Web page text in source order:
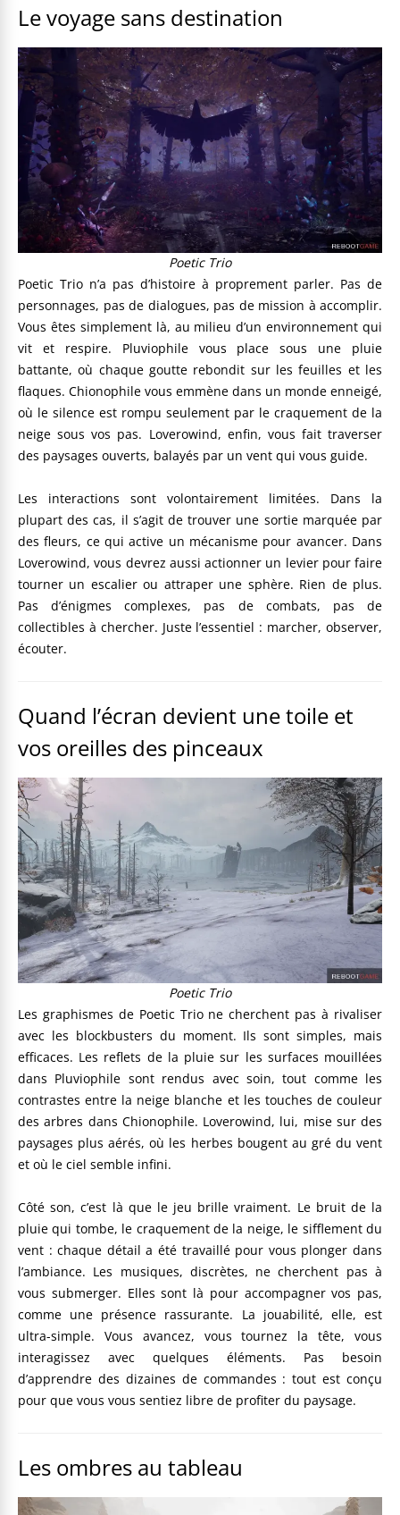
Le voyage sans destination
Poetic Trio
Poetic Trio n’a pas d’histoire à proprement parler. Pas de
personnages, pas de dialogues, pas de mission à accomplir.
Vous êtes simplement là, au milieu d’un environnement qui
vit et respire. Pluviophile vous place sous une pluie
battante, où chaque goutte rebondit sur les feuilles et les
flaques. Chionophile vous emmène dans un monde enneigé,
où le silence est rompu seulement par le craquement de la
neige sous vos pas. Loverowind, enfin, vous fait traverser
des paysages ouverts, balayés par un vent qui vous guide.
Les interactions sont volontairement limitées. Dans la
plupart des cas, il s’agit de trouver une sortie marquée par
des fleurs, ce qui active un mécanisme pour avancer. Dans
Loverowind, vous devrez aussi actionner un levier pour faire
tourner un escalier ou attraper une sphère. Rien de plus.
Pas d’énigmes complexes, pas de combats, pas de
collectibles à chercher. Juste l’essentiel : marcher, observer,
écouter.
Quand l’écran devient une toile et
vos oreilles des pinceaux
Poetic Trio
Les graphismes de Poetic Trio ne cherchent pas à rivaliser
avec les blockbusters du moment. Ils sont simples, mais
efficaces. Les reflets de la pluie sur les surfaces mouillées
dans Pluviophile sont rendus avec soin, tout comme les
contrastes entre la neige blanche et les touches de couleur
des arbres dans Chionophile. Loverowind, lui, mise sur des
paysages plus aérés, où les herbes bougent au gré du vent
et où le ciel semble infini.
Côté son, c’est là que le jeu brille vraiment. Le bruit de la
pluie qui tombe, le craquement de la neige, le sifflement du
vent : chaque détail a été travaillé pour vous plonger dans
l’ambiance. Les musiques, discrètes, ne cherchent pas à
vous submerger. Elles sont là pour accompagner vos pas,
comme une présence rassurante. La jouabilité, elle, est
ultra-simple. Vous avancez, vous tournez la tête, vous
interagissez avec quelques éléments. Pas besoin
d’apprendre des dizaines de commandes : tout est conçu
pour que vous vous sentiez libre de profiter du paysage.
Les ombres au tableau